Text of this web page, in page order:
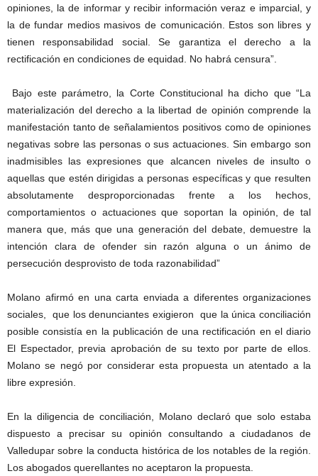
opiniones, la de informar y recibir información veraz e imparcial, y
la de fundar medios masivos de comunicación. Estos son libres y
tienen responsabilidad social. Se garantiza el derecho a la
rectificación en condiciones de equidad. No habrá censura”.
Bajo este parámetro, la Corte Constitucional ha dicho que “La
materialización del derecho a la libertad de opinión comprende la
manifestación tanto de señalamientos positivos como de opiniones
negativas sobre las personas o sus actuaciones. Sin embargo son
inadmisibles las expresiones que alcancen niveles de insulto o
aquellas que estén dirigidas a personas específicas y que resulten
absolutamente desproporcionadas frente a los hechos,
comportamientos o actuaciones que soportan la opinión, de tal
manera que, más que una generación del debate, demuestre la
intención clara de ofender sin razón alguna o un ánimo de
persecución desprovisto de toda razonabilidad”
Molano afirmó en una carta enviada a diferentes organizaciones
sociales, que los denunciantes exigieron que la única conciliación
posible consistía en la publicación de una rectificación en el diario
El Espectador, previa aprobación de su texto por parte de ellos.
Molano se negó por considerar esta propuesta un atentado a la
libre expresión.
En la diligencia de conciliación, Molano declaró que solo estaba
dispuesto a precisar su opinión consultando a ciudadanos de
Valledupar sobre la conducta histórica de los notables de la región.
Los abogados querellantes no aceptaron la propuesta.